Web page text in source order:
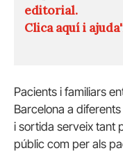
editorial.
Clica aquí i
Pacients i familiars
Barcelona a
i sortida serveix tant
públic com per als